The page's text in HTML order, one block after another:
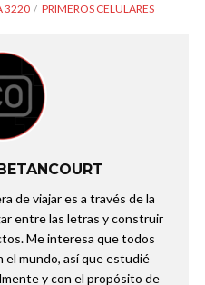
3220 PRIMEROS CELULARES
de viajar es a través de la
entre las letras y construir
Me interesa que todos
el mundo, así que estudié
y con el propósito de